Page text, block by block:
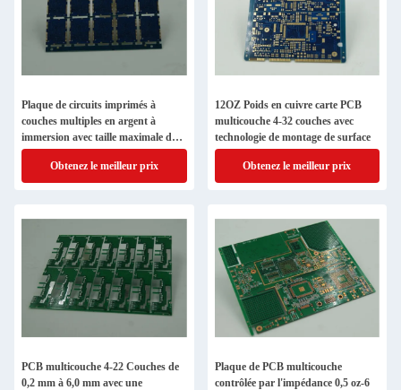
Plaque de circuits imprimés à
couches multiples en argent à
immersion avec taille maximale du
panneau 600 mm*1200 mm et taille
minimale du trou 0,2 mm
Obtenez le meilleur prix
12OZ Poids en cuivre carte PCB
multicouche 4-32 couches avec
technologie de montage de surface
Obtenez le meilleur prix
PCB multicouche 4-22 Couches de
0,2 mm à 6,0 mm avec une
Plaque de PCB multicouche
contrôlée par l'impédance 0,5 oz-6